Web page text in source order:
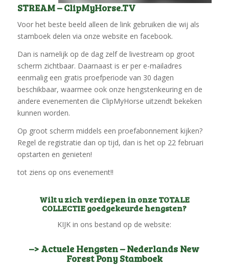
STREAM – ClipMyHorse.TV
Voor het beste beeld alleen de link gebruiken die wij als
stamboek delen via onze website en facebook.
Dan is namelijk op de dag zelf de livestream op groot
scherm zichtbaar. Daarnaast is er per e-mailadres
eenmalig een gratis proefperiode van 30 dagen
beschikbaar, waarmee ook onze hengstenkeuring en de
andere evenementen die ClipMyHorse uitzendt bekeken
kunnen worden.
Op groot scherm middels een proefabonnement kijken?
Regel de registratie dan op tijd, dan is het op 22 februari
opstarten en genieten!
tot ziens op ons evenement!!
Wilt u zich verdiepen in onze TOTALE
COLLECTIE goedgekeurde hengsten?
KIJK in ons bestand op de website:
–> Actuele Hengsten – Nederlands New
Forest Pony Stamboek